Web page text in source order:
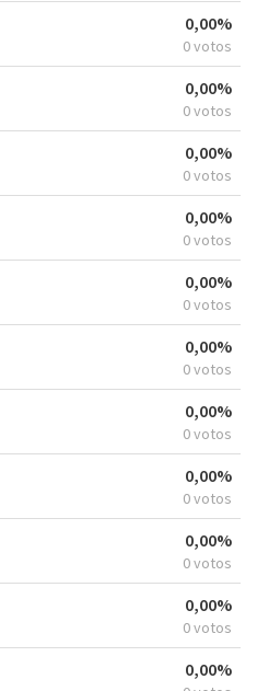
0,00%
0 votos
0,00%
0 votos
0,00%
0 votos
0,00%
0 votos
0,00%
0 votos
0,00%
0 votos
0,00%
0 votos
0,00%
0 votos
0,00%
0 votos
0,00%
0 votos
0,00%